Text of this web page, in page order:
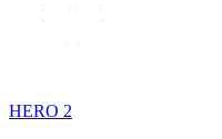
HERO 2